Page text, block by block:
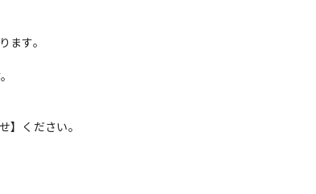
ます。
】ください。